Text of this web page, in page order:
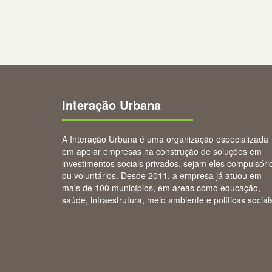
Interação Urbana
A Interação Urbana é uma organização especializada
em apoiar empresas na construção de soluções em
investimentos sociais privados, sejam eles
ou voluntários. Desde 2011, a empresa já atuou em
mais de 100 municípios, em áreas como educação,
saúde, infraestrutura, meio ambiente e políticas